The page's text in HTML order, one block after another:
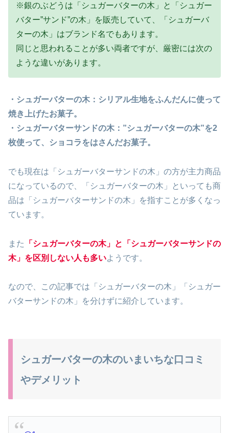
※銀のぶどうは「シュガーバターの木」と「シュガー
バター”サンド”の木」を販売していて、「シュガーバ
ターの木」はブランド名でもあります。
同じと思われることが多い両者ですが、厳密には次の
ような違いがあります。
・シュガーバターの木：シリアル生地をふんだんに使って
焼き上げたお菓子。
・シュガーバターサンドの木：”シュガーバターの木”を2
枚使って、ショコラをはさんだお菓子。
でも現在は「シュガーバターサンドの木」の方が主力商品
になっているので、「シュガーバターの木」といっても商
品は「シュガーバターサンドの木」を指すことが多くなっ
ています。
また
「シュガーバターの木」と「シュガーバターサンドの
木」を区別しない人も多いようです。
なので、この記事では「シュガーバターの木」「シュガー
バターサンドの木」を分けずに紹介しています。
シュガーバターの木のいまいちな口コミ
やデメリット